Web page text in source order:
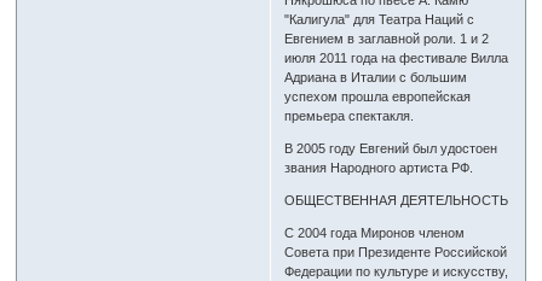
"Калигула" для Театра Наций с
Евгением в заглавной роли. 1 и 2
июля 2011 года на фестивале Вилла
Адриана в Италии с большим
успехом прошла европейская
премьера спектакля.
В 2005 году Евгений был удостоен
звания Народного артиста РФ.
ОБЩЕСТВЕННАЯ ДЕЯТЕЛЬНОСТЬ
С 2004 года Миронов членом
Совета при Президенте Российской
Федерации по культуре и искусству,